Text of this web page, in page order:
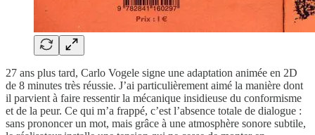
27 ans plus tard, Carlo Vogele signe une adaptation animée en 2D
de 8 minutes très réussie. J’ai particulièrement aimé la manière dont
il parvient à faire ressentir la mécanique insidieuse du conformisme
et de la peur. Ce qui m’a frappé, c’est l’absence totale de dialogue :
sans prononcer un mot, mais grâce à une atmosphère sonore subtile,